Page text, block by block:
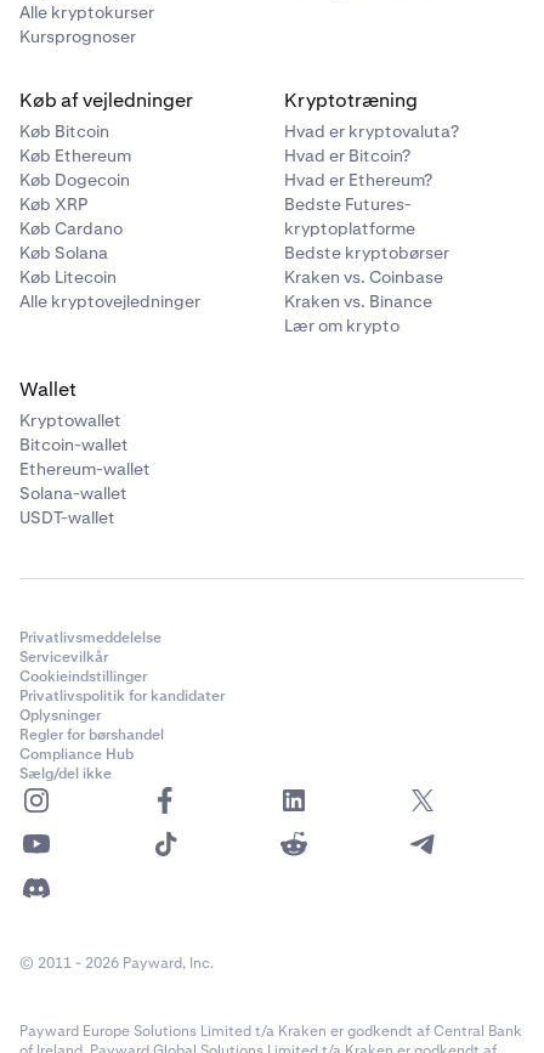
Alle kryptokurser
Kursprognoser
Køb af vejledninger
Køb Bitcoin
Køb Ethereum
Køb Dogecoin
Køb XRP
Køb Cardano
Køb Solana
Køb Litecoin
Alle kryptovejledninger
Kryptotræning
Hvad er kryptovaluta?
Hvad er Bitcoin?
Hvad er Ethereum?
Bedste Futures-
kryptoplatforme
Bedste kryptobørser
Kraken vs. Coinbase
Kraken vs. Binance
Lær om krypto
Wallet
Kryptowallet
Bitcoin-wallet
Ethereum-wallet
Solana-wallet
USDT-wallet
Privatlivsmeddelelse
Servicevilkår
Cookieindstillinger
Privatlivspolitik for kandidater
Oplysninger
Regler for børshandel
Compliance Hub
Sælg/del ikke
© 2011 - 2026 Payward, Inc.
Payward Europe Solutions Limited t/a Kraken er godkendt af Central Bank